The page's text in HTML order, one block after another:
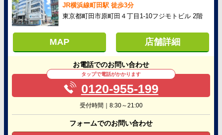
JR横浜線町田駅 徒歩3分
東京都町田市原町田４丁目1-10フジモトビル 2階
MAP 店舗詳細
お電話でのお問い合わせ
タップで電話がかかります
0120-955-199
受付時間｜8:30～21:00
フォームでのお問い合わせ